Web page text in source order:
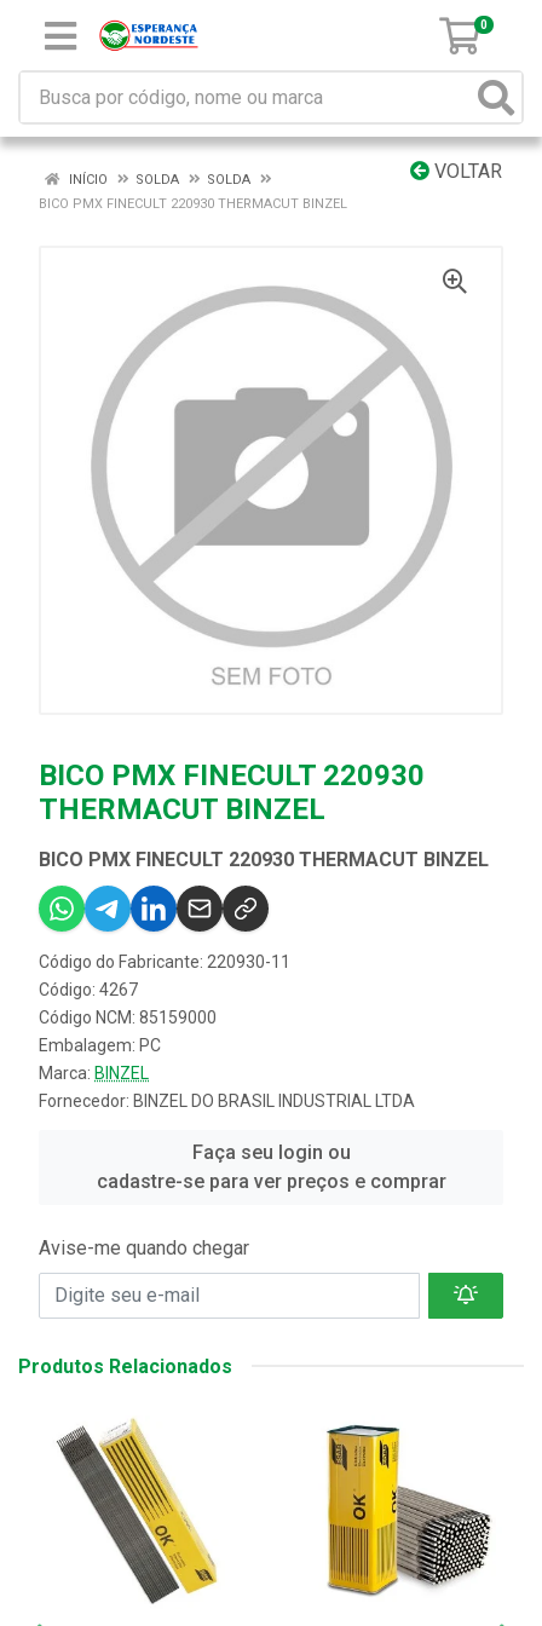
0
VOLTAR
INÍCIO SOLDA
SOLDA
BICO PMX FINECULT 220930 THERMACUT BINZEL
BICO PMX FINECULT 220930
THERMACUT BINZEL
BICO PMX FINECULT 220930 THERMACUT BINZEL
Código do Fabricante: 220930-11
Código: 4267
Código NCM: 85159000
Embalagem: PC
Marca: BINZEL
Fornecedor: BINZEL DO BRASIL INDUSTRIAL LTDA
Faça seu login ou
cadastre-se para ver preços e comprar
Avise-me quando chegar
Produtos Relacionados